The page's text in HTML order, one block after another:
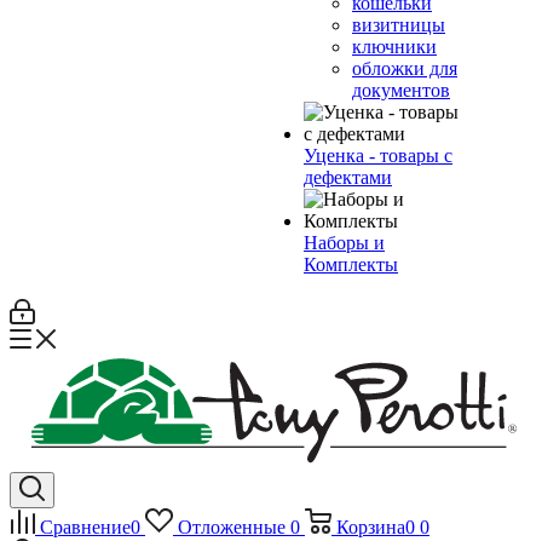
визитницы
ключники
обложки для
документов
Уценка - товары с
дефектами
Наборы и
Комплекты
Сравнение0 Отложенные 0 Корзина0 0